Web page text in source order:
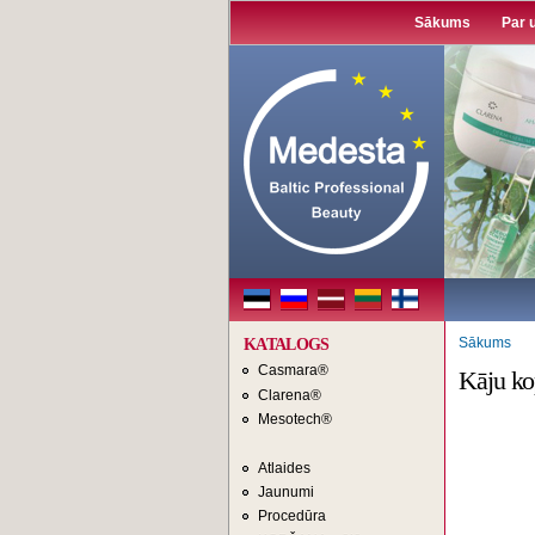
Sākums Par
KATALOGS
Casmara®
Clarena®
Mesotech®
Atlaides
Jaunumi
Procedūra
Sākums
Kāju